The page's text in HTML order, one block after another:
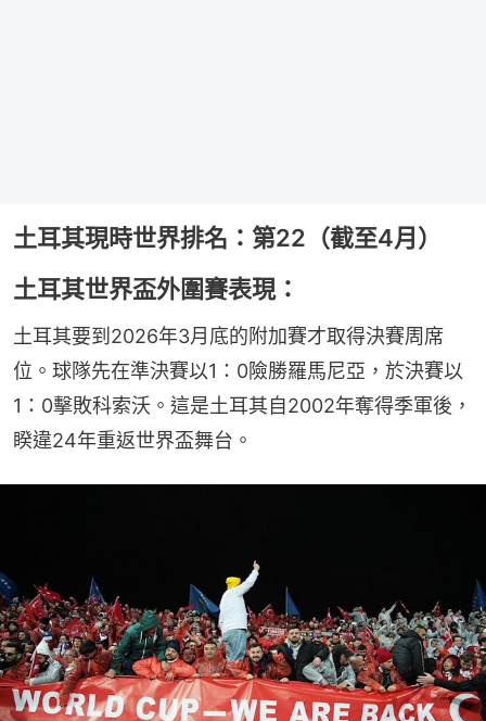
土耳其現時世界排名：第22（截至4月）
土耳其世界盃外圍賽表現：
土耳其要到2026年3月底的附加賽才取得決賽周席
位。球隊先在準決賽以1：0險勝羅馬尼亞，於決賽以
1：0擊敗科索沃。這是土耳其自2002年奪得季軍後，
睽違24年重返世界盃舞台。